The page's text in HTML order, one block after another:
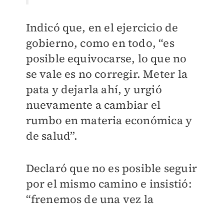
Indicó que, en el ejercicio de
gobierno, como en todo, “es
posible equivocarse, lo que no
se vale es no corregir. Meter la
pata y dejarla ahí, y urgió
nuevamente a cambiar el
rumbo en materia económica y
de salud”.
Declaró que no es posible seguir
por el mismo camino e insistió:
“frenemos de una vez la